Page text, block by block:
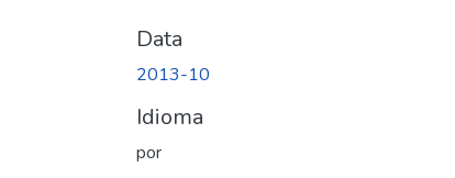
Data
2013-10
Idioma
por